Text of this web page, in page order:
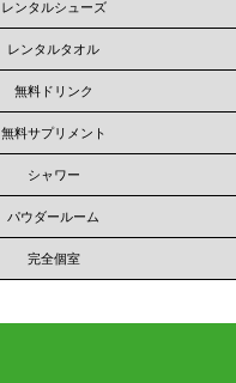
レンタルシューズ
レンタルタオル
無料ドリンク
無料サプリメント
シャワー
パウダールーム
完全個室